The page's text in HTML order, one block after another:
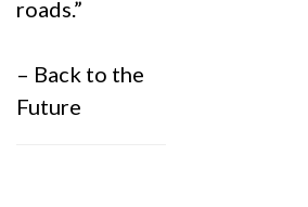
roads.”
– Back to the
Future